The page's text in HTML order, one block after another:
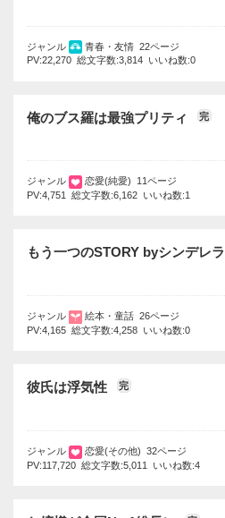
ジャンル
青春・友情 22ページ
PV:22,270 総文字数:3,814 いいね数:0
俺のブス羅は最強プリティ 完
ジャンル
恋愛(純愛) 11ページ
PV:4,751 総文字数:6,162 いいね数:1
もう一つのSTORY byシンデレラ
ジャンル
絵本・童話 26ページ
PV:4,165 総文字数:4,258 いいね数:0
彼氏は浮気性 完
ジャンル
恋愛(その他) 32ページ
PV:117,720 総文字数:5,011 いいね数:4